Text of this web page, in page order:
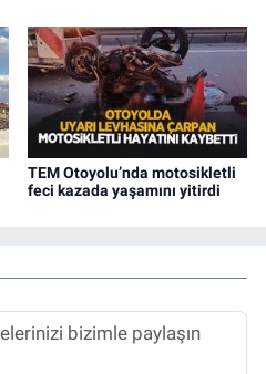
TEM Otoyolu’nda motosikletli
feci kazada yaşamını yitirdi